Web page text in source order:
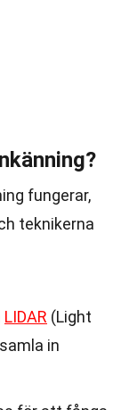
fungerar,
teknikerna
LIDAR (Light
in